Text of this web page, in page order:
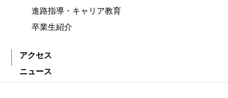
進路指導・キャリア教育
卒業生紹介
アクセス
ニュース